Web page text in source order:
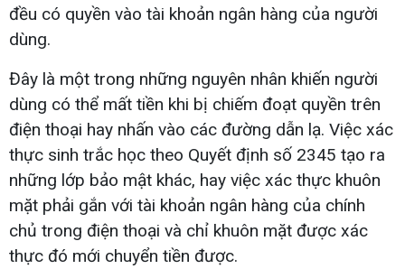
đều có quyền vào tài khoản ngân hàng của người
dùng.
Đây là một trong những nguyên nhân khiến người
dùng có thể mất tiền khi bị chiếm đoạt quyền trên
điện thoại hay nhấn vào các đường dẫn lạ. Việc xác
thực sinh trắc học theo Quyết định số 2345 tạo ra
những lớp bảo mật khác, hay việc xác thực khuôn
mặt phải gắn với tài khoản ngân hàng của chính
chủ trong điện thoại và chỉ khuôn mặt được xác
thực đó mới chuyển tiền được.